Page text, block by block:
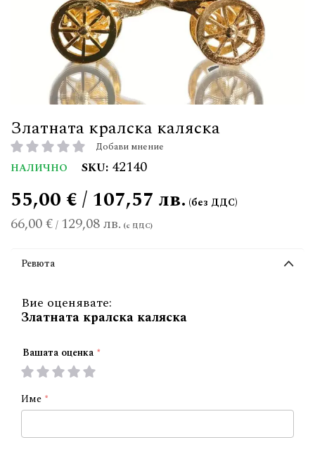
Златната кралска каляска
рейтинг: Добави мнение
НАЛИЧНО SKU 42140
66,00 €/ 129,08 лв.
55,00 € / 107,57 лв.
Ревюта
Вие оценявате:
Златната кралска каляска
Вашата оценка
1
2
3
4
Име